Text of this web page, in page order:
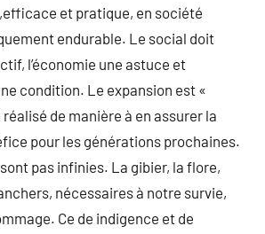
et pratique, en société
endurable. Le social doit
l’économie une astuce et
condition. Le expansion est «
réalisé de manière à en assurer la
pour les générations prochaines.
pas infinies. La gibier, la flore,
nécessaires à notre survie,
Ce de indigence et de